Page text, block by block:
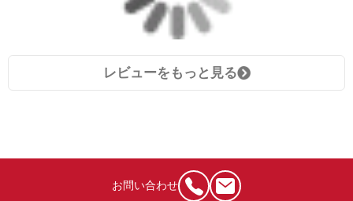
レビューをもっと見る
お問い合わせ